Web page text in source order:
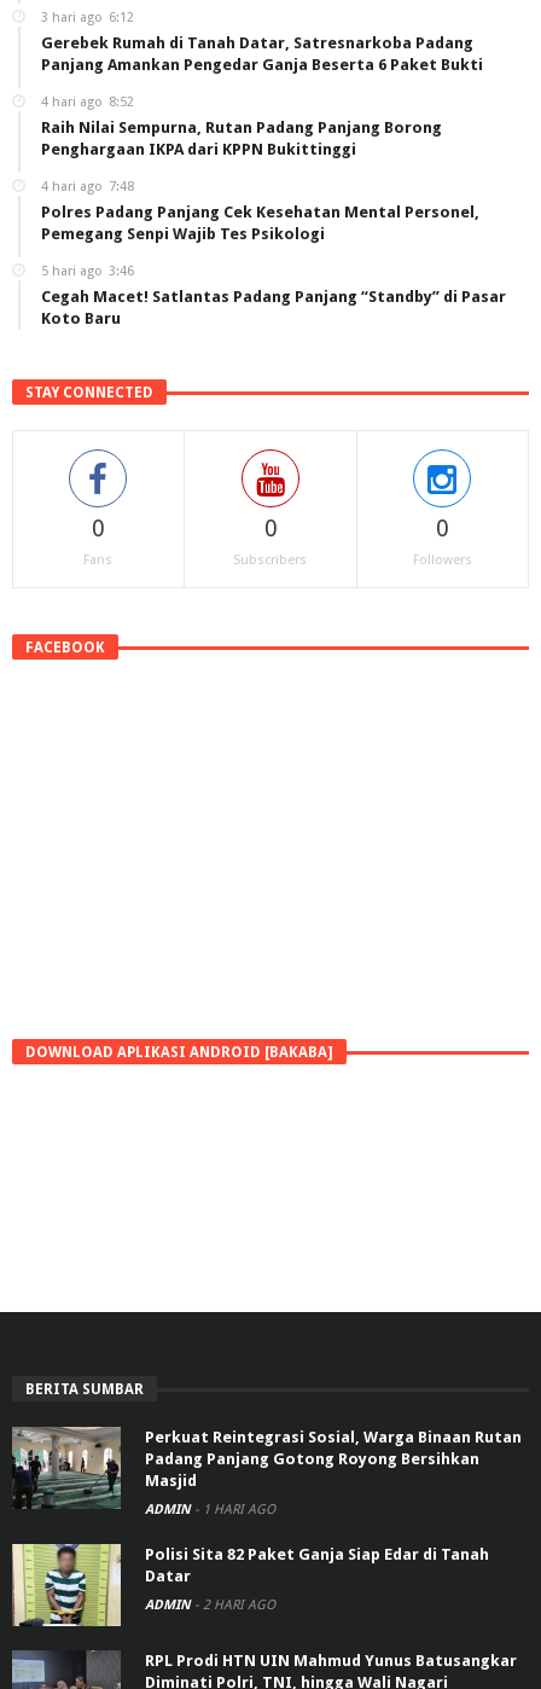
3 hari ago 6:12
Gerebek Rumah di Tanah Datar, Satresnarkoba Padang
Panjang Amankan Pengedar Ganja Beserta 6 Paket Bukti
4 hari ago 8:52
Raih Nilai Sempurna, Rutan Padang Panjang Borong
Penghargaan IKPA dari KPPN Bukittinggi
4 hari ago 7:48
Polres Padang Panjang Cek Kesehatan Mental Personel,
Pemegang Senpi Wajib Tes Psikologi
5 hari ago 3:46
Cegah Macet! Satlantas Padang Panjang “Standby” di Pasar
Koto Baru
STAY CONNECTED
0
Fans
0
Subscribers
0
Followers
FACEBOOK
DOWNLOAD APLIKASI ANDROID [BAKABA]
BERITA SUMBAR
Perkuat Reintegrasi Sosial, Warga Binaan Rutan
Padang Panjang Gotong Royong Bersihkan
Masjid
ADMIN - 1 HARI AGO
Polisi Sita 82 Paket Ganja Siap Edar di Tanah
Datar
ADMIN - 2 HARI AGO
RPL Prodi HTN UIN Mahmud Yunus Batusangkar
Diminati Polri, TNI, hingga Wali Nagari